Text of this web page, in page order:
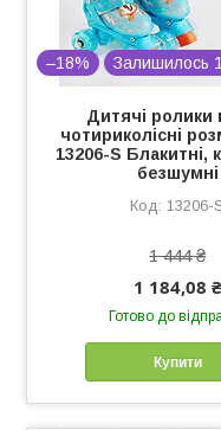
–18% Залишилось
Дитячі ролики
чотириколісні
13206-S Блакитні,
безшумні
13206-
1 444 ₴
1 184,08 ₴
Готово до
Купити